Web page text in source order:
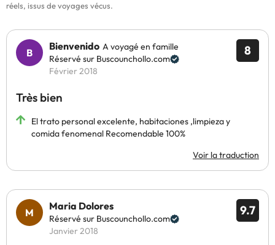
réels, issus de voyages vécus.
8
Bienvenido A voyagé en famille
Réservé sur Buscounchollo.com
Février 2018
Très bien
El trato personal excelente, habitaciones ,limpieza y
comida fenomenal Recomendable 100%
Voir la traduction
9.7
Maria Dolores
Réservé sur Buscounchollo.com
Janvier 2018